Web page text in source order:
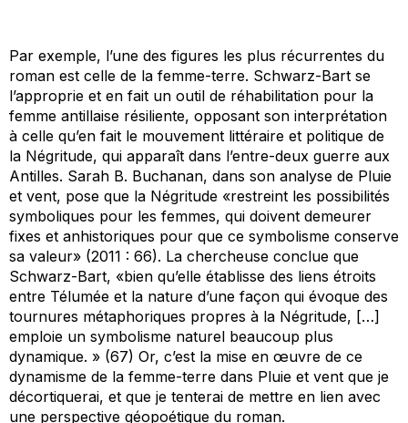
Par exemple, l’une des figures les plus récurrentes du
roman est celle de la femme-terre. Schwarz-Bart se
l’approprie et en fait un outil de réhabilitation pour la
femme antillaise résiliente, opposant son interprétation
à celle qu’en fait le mouvement littéraire et politique de
la Négritude, qui apparaît dans l’entre-deux guerre aux
Antilles. Sarah B. Buchanan, dans son analyse de Pluie
et vent, pose que la Négritude «restreint les possibilités
symboliques pour les femmes, qui doivent demeurer
fixes et anhistoriques pour que ce symbolisme conserve
sa valeur» (2011 : 66). La chercheuse conclue que
Schwarz-Bart, «bien qu’elle établisse des liens étroits
entre Télumée et la nature d’une façon qui évoque des
tournures métaphoriques propres à la Négritude, […]
emploie un symbolisme naturel beaucoup plus
dynamique. » (67) Or, c’est la mise en œuvre de ce
dynamisme de la femme-terre dans Pluie et vent que je
décortiquerai, et que je tenterai de mettre en lien avec
une perspective géopoétique du roman.